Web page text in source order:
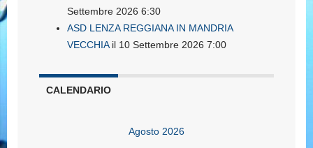
Settembre 2026 6:30
ASD LENZA REGGIANA IN MANDRIA
VECCHIAil 10 Settembre 2026 7:00
CALENDARIO
Agosto 2026